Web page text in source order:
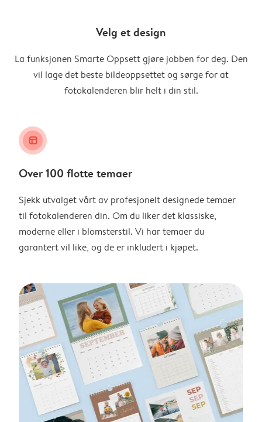
Velg et design
La funksjonen Smarte Oppsett gjøre jobben for deg. Den
vil lage det beste bildeoppsettet og sørge for at
fotokalenderen blir helt i din stil.
layout_alt
Over 100 flotte temaer
Sjekk utvalget vårt av profesjonelt designede temaer
til fotokalenderen din. Om du liker det klassiske,
moderne eller i blomsterstil. Vi har temaer du
garantert vil like, og de er inkludert i kjøpet.